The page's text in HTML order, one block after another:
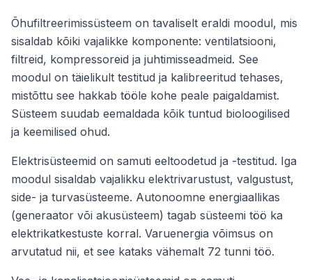
Õhufiltreerimissüsteem on tavaliselt eraldi moodul, mis
sisaldab kõiki vajalikke komponente: ventilatsiooni,
filtreid, kompressoreid ja juhtimisseadmeid. See
moodul on täielikult testitud ja kalibreeritud tehases,
mistõttu see hakkab tööle kohe peale paigaldamist.
Süsteem suudab eemaldada kõik tuntud bioloogilised
ja keemilised ohud.
Elektrisüsteemid on samuti eeltoodetud ja -testitud. Iga
moodul sisaldab vajalikku elektrivarustust, valgustust,
side- ja turvasüsteeme. Autonoomne energiaallikas
(generaator või akusüsteem) tagab süsteemi töö ka
elektrikatkestuste korral. Varuenergia võimsus on
arvutatud nii, et see kataks vähemalt 72 tunni töö.